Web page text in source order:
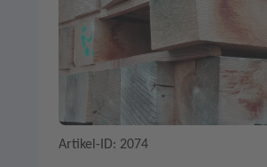
Artikel-ID: 2074